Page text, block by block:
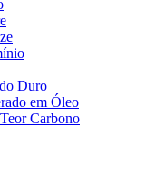
Duro
em Óleo
Carbono